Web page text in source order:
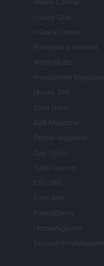
Milano Cortina
Luxury Club
Il Calcio Online
Professione mamma
World Music
Investimenti Magazine
Money 365
Zona Nerd
B2B Magazine
People Magazine
Day Travel
Tutto Gaming
ESG 365
Food Wiki
FuturoDonna
HomeMagazine
SecondHomeMagazine